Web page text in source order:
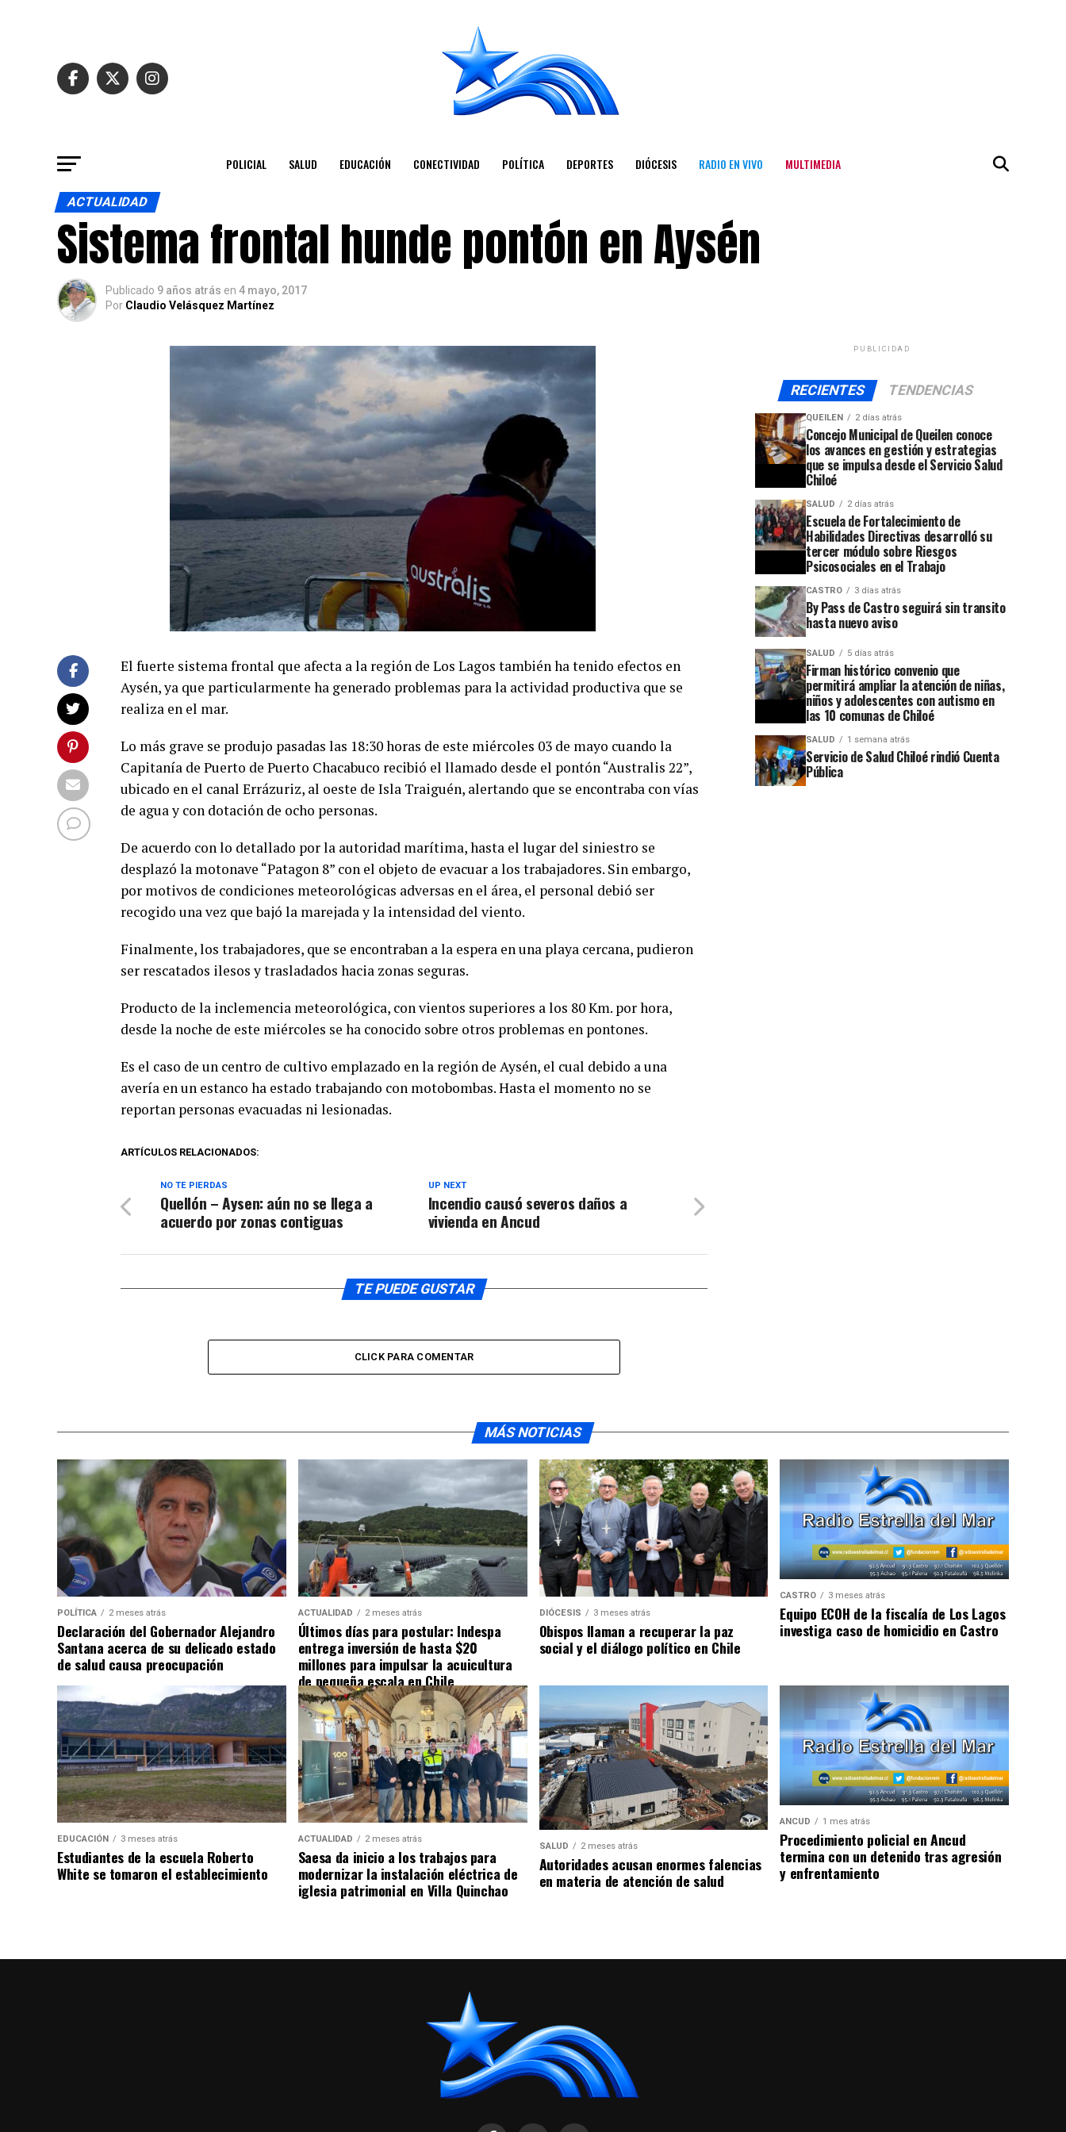
POLICIAL SALUD EDUCACIÓN CONECTIVIDAD POLÍTICA DEPORTES DIÓCESIS RADIO EN VIVO MULTIMEDIA
ACTUALIDAD
Sistema frontal hunde pontón en Aysén
Publicado 9 años atrás en 4 mayo, 2017
Por Claudio Velásquez Martínez
El fuerte sistema frontal que afecta a la región de Los Lagos también ha tenido efectos en
Aysén, ya que particularmente ha generado problemas para la actividad productiva que se
realiza en el mar.
Lo más grave se produjo pasadas las 18:30 horas de este miércoles 03 de mayo cuando la
Capitanía de Puerto de Puerto Chacabuco recibió el llamado desde el pontón “Australis 22”,
ubicado en el canal Errázuriz, al oeste de Isla Traiguén, alertando que se encontraba con vías
de agua y con dotación de ocho personas.
De acuerdo con lo detallado por la autoridad marítima, hasta el lugar del siniestro se
desplazó la motonave “Patagon 8” con el objeto de evacuar a los trabajadores. Sin embargo,
por motivos de condiciones meteorológicas adversas en el área, el personal debió ser
recogido una vez que bajó la marejada y la intensidad del viento.
Finalmente, los trabajadores, que se encontraban a la espera en una playa cercana, pudieron
ser rescatados ilesos y trasladados hacia zonas seguras.
Producto de la inclemencia meteorológica, con vientos superiores a los 80 Km. por hora,
desde la noche de este miércoles se ha conocido sobre otros problemas en pontones.
Es el caso de un centro de cultivo emplazado en la región de Aysén, el cual debido a una
avería en un estanco ha estado trabajando con motobombas. Hasta el momento no se
reportan personas evacuadas ni lesionadas.
ARTÍCULOS RELACIONADOS:
UP NEXT
Incendio causó severos daños a
vivienda en Ancud
NO TE PIERDAS
Quellón – Aysen: aún no se llega a
acuerdo por zonas contiguas
TE PUEDE GUSTAR
CLICK PARA COMENTAR
PUBLICIDAD
RECIENTES TENDENCIAS
QUEILEN 2 días atrás
Concejo Municipal de Queilen conoce
los avances en gestión y estrategias
que se impulsa desde el Servicio Salud
Chiloé
SALUD 2 días atrás
Escuela de Fortalecimiento de
Habilidades Directivas desarrolló su
tercer módulo sobre Riesgos
Psicosociales en el Trabajo
CASTRO 3 días atrás
By Pass de Castro seguirá sin transito
hasta nuevo aviso
SALUD 5 días atrás
Firman histórico convenio que
permitirá ampliar la atención de niñas,
niños y adolescentes con autismo en
las 10 comunas de Chiloé
SALUD 1 semana atrás
Servicio de Salud Chiloé rindió Cuenta
Pública
MÁS NOTICIAS
POLÍTICA 2 meses atrás
Declaración del Gobernador Alejandro
Santana acerca de su delicado estado
de salud causa preocupación
ACTUALIDAD 2 meses atrás
Últimos días para postular: Indespa
entrega inversión de hasta $20
millones para impulsar la acuicultura
de pequeña escala en Chile
DIÓCESIS 3 meses atrás
Obispos llaman a recuperar la paz
social y el diálogo político en Chile
CASTRO 3 meses atrás
Equipo ECOH de la fiscalía de Los Lagos
investiga caso de homicidio en Castro
EDUCACIÓN 3 meses atrás
Estudiantes de la escuela Roberto
White se tomaron el establecimiento
ACTUALIDAD 2 meses atrás
Saesa da inicio a los trabajos para
modernizar la instalación eléctrica de
iglesia patrimonial en Villa Quinchao
SALUD 2 meses atrás
Autoridades acusan enormes falencias
en materia de atención de salud
ANCUD 1 mes atrás
Procedimiento policial en Ancud
termina con un detenido tras agresión
y enfrentamiento